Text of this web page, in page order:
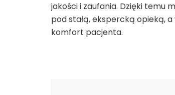
jakości i zaufania. Dzięki temu
pod stałą, ekspercką opieką,
komfort pacjenta.